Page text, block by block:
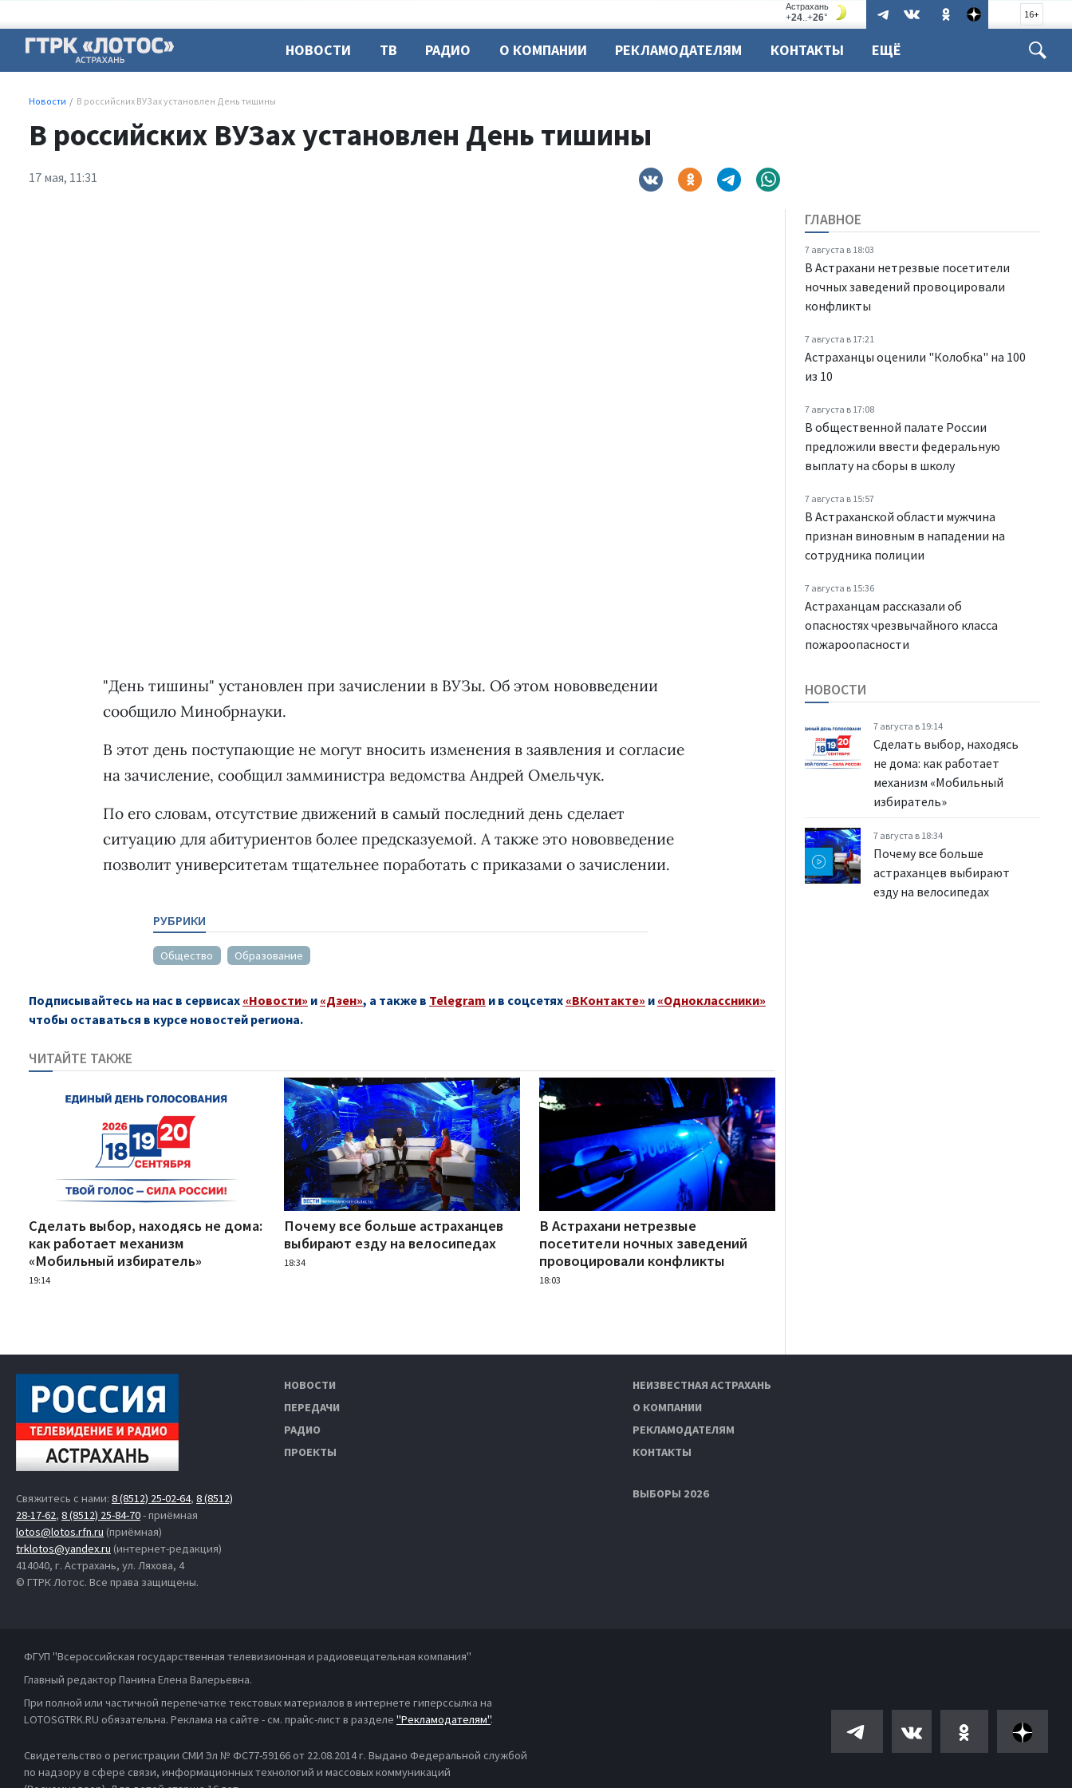
16+
НОВОСТИ ТВ РАДИО О КОМПАНИИ РЕКЛАМОДАТЕЛЯМ КОНТАКТЫ ЕЩЁ
Новости В российских ВУЗах установлен День тишины
В российских ВУЗах установлен День тишины
17 мая, 11:31
ГЛАВНОЕ
7 августа в 18:03
В Астрахани нетрезвые посетители
ночных заведений провоцировали
конфликты
7 августа в 17:21
Астраханцы оценили "Колобка" на 100
из 10
7 августа в 17:08
В общественной палате России
предложили ввести федеральную
выплату на сборы в школу
7 августа в 15:57
В Астраханской области мужчина
признан виновным в нападении на
сотрудника полиции
7 августа в 15:36
Астраханцам рассказали об
опасностях чрезвычайного класса
пожароопасности
"День тишины" установлен при зачислении в ВУЗы. Об этом нововведении
сообщило Минобрнауки.
В этот день поступающие не могут вносить изменения в заявления и согласие
на зачисление, сообщил замминистра ведомства Андрей Омельчук.
По его словам, отсутствие движений в самый последний день сделает
ситуацию для абитуриентов более предсказуемой. А также это нововведение
позволит университетам тщательнее поработать с приказами о зачислении.
РУБРИКИ
Общество Образование
Подписывайтесь на нас в сервисах «Новости» и «Дзен», а также в Telegram и в соцсетях «ВКонтакте» и «Одноклассники»
чтобы оставаться в курсе новостей региона.
ЧИТАЙТЕ ТАКЖЕ
Сделать выбор, находясь не дома:
как работает механизм
«Мобильный избиратель»
19:14
Почему все больше астраханцев
выбирают езду на велосипедах
18:34
В Астрахани нетрезвые
посетители ночных заведений
провоцировали конфликты
18:03
НОВОСТИ
7 августа в 19:14
Сделать выбор, находясь
не дома: как работает
механизм «Мобильный
избиратель»
7 августа в 18:34
Почему все больше
астраханцев выбирают
езду на велосипедах
Свяжитесь с нами: 8 (8512) 25-02-64, 8 (8512)
28-17-62, 8 (8512) 25-84-70- приёмная
lotos@lotos.rfn.ru (приёмная)
trklotos@yandex.ru (интернет-редакция)
414040, г. Астрахань, ул. Ляхова, 4
© ГТРК Лотос. Все права защищены.
НОВОСТИ
ПЕРЕДАЧИ
РАДИО
ПРОЕКТЫ
НЕИЗВЕСТНАЯ АСТРАХАНЬ
О КОМПАНИИ
РЕКЛАМОДАТЕЛЯМ
КОНТАКТЫ
ВЫБОРЫ 2026
ФГУП "Всероссийская государственная телевизионная и радиовещательная компания"
Главный редактор Панина Елена Валерьевна.
При полной или частичной перепечатке текстовых материалов в интернете гиперссылка на
LOTOSGTRK.RU обязательна. Реклама на сайте - см. прайс-лист в разделе "Рекламодателям".
Свидетельство о регистрации СМИ Эл № ФС77-59166 от 22.08.2014 г. Выдано Федеральной службой
по надзору в сфере связи, информационных технологий и массовых коммуникаций